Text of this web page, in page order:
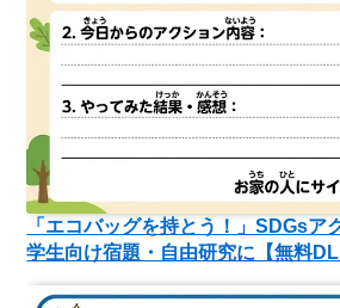
「エコバッグを持とう！」SDGsア
学生向け宿題・自由研究に【無料DL